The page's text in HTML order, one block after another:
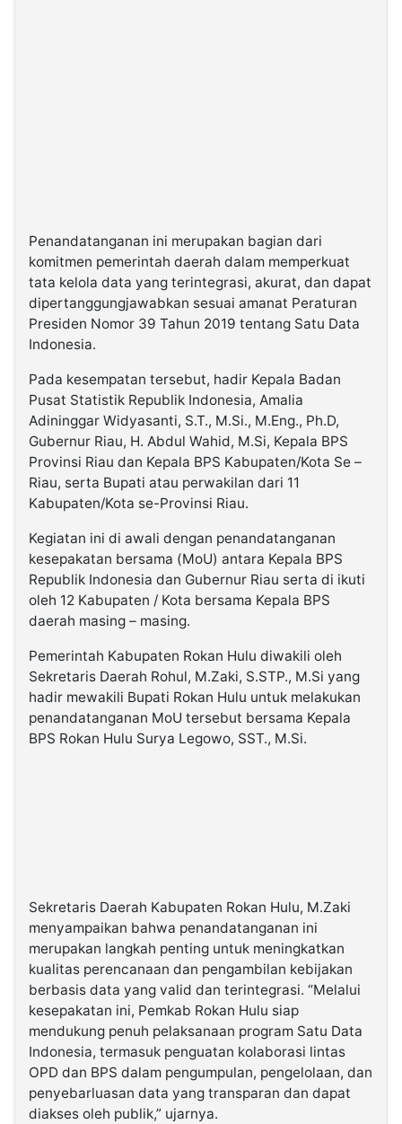
Penandatanganan ini merupakan bagian dari
komitmen pemerintah daerah dalam memperkuat
tata kelola data yang terintegrasi, akurat, dan dapat
dipertanggungjawabkan sesuai amanat Peraturan
Presiden Nomor 39 Tahun 2019 tentang Satu Data
Indonesia.
Pada kesempatan tersebut, hadir Kepala Badan
Pusat Statistik Republik Indonesia, Amalia
Adininggar Widyasanti, S.T., M.Si., M.Eng., Ph.D,
Gubernur Riau, H. Abdul Wahid, M.Si, Kepala BPS
Provinsi Riau dan Kepala BPS Kabupaten/Kota Se –
Riau, serta Bupati atau perwakilan dari 11
Kabupaten/Kota se-Provinsi Riau.
Kegiatan ini di awali dengan penandatanganan
kesepakatan bersama (MoU) antara Kepala BPS
Republik Indonesia dan Gubernur Riau serta di ikuti
oleh 12 Kabupaten / Kota bersama Kepala BPS
daerah masing – masing.
Pemerintah Kabupaten Rokan Hulu diwakili oleh
Sekretaris Daerah Rohul, M.Zaki, S.STP., M.Si yang
hadir mewakili Bupati Rokan Hulu untuk melakukan
penandatanganan MoU tersebut bersama Kepala
BPS Rokan Hulu Surya Legowo, SST., M.Si.
Sekretaris Daerah Kabupaten Rokan Hulu, M.Zaki
menyampaikan bahwa penandatanganan ini
merupakan langkah penting untuk meningkatkan
kualitas perencanaan dan pengambilan kebijakan
berbasis data yang valid dan terintegrasi. “Melalui
kesepakatan ini, Pemkab Rokan Hulu siap
mendukung penuh pelaksanaan program Satu Data
Indonesia, termasuk penguatan kolaborasi lintas
OPD dan BPS dalam pengumpulan, pengelolaan, dan
penyebarluasan data yang transparan dan dapat
diakses oleh publik,” ujarnya.